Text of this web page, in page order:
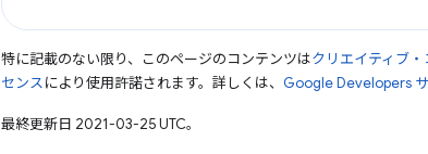
特に記載のない限り、このページのコンテンツはクリエイティブ
センスにより使用許諾されます。詳しくは、 Google Developers
最終更新日 2021-03-25 UTC。